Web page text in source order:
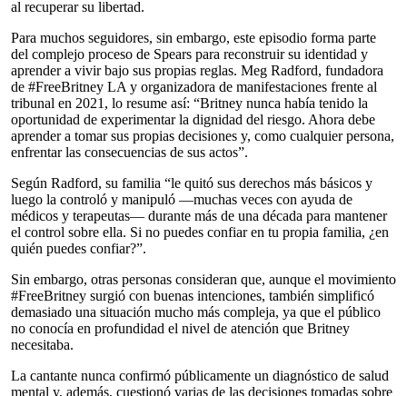
al recuperar su libertad.
Para muchos seguidores, sin embargo, este episodio forma parte
del complejo proceso de Spears para reconstruir su identidad y
aprender a vivir bajo sus propias reglas. Meg Radford, fundadora
de #FreeBritney LA y organizadora de manifestaciones frente al
tribunal en 2021, lo resume así: “Britney nunca había tenido la
oportunidad de experimentar la dignidad del riesgo. Ahora debe
aprender a tomar sus propias decisiones y, como cualquier persona,
enfrentar las consecuencias de sus actos”.
Según Radford, su familia “le quitó sus derechos más básicos y
luego la controló y manipuló —muchas veces con ayuda de
médicos y terapeutas— durante más de una década para mantener
el control sobre ella. Si no puedes confiar en tu propia familia, ¿en
quién puedes confiar?”.
Sin embargo, otras personas consideran que, aunque el movimiento
#FreeBritney surgió con buenas intenciones, también simplificó
demasiado una situación mucho más compleja, ya que el público
no conocía en profundidad el nivel de atención que Britney
necesitaba.
La cantante nunca confirmó públicamente un diagnóstico de salud
mental y, además, cuestionó varias de las decisiones tomadas sobre